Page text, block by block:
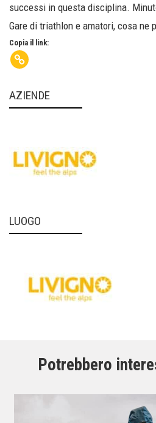
successi in questa disciplina.
Gare di triathlon e amatori, cosa ne
Copia il link:
AZIENDE
LUOGO
Potrebbero